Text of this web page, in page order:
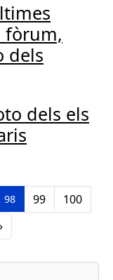
fòrum,
dels
dels els
Pàgina
98 Pàgina
99 Pàgina
100